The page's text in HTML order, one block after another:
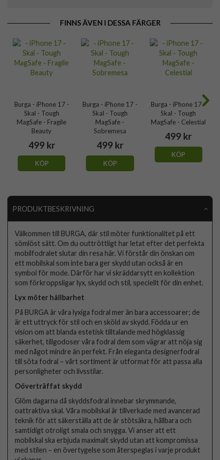
FINNS ÄVEN I DESSA FÄRGER
Burga - iPhone 17 -
Skal - Tough
MagSafe - Fragile
Beauty
499 kr
KÖP
Burga - iPhone 17 -
Skal - Tough
MagSafe -
Sobremesa
499 kr
KÖP
Burga - iPhone 17 -
Skal - Tough
MagSafe - Celestial
499 kr
KÖP
PRODUKTBESKRIVNING
Välkommen till BURGA, där stil möter funktionalitet på ett
sömlöst sätt. Om du outtröttligt har letat efter det perfekta
mobilfodralet slutar din resa här. Vi förstår din önskan om
ett mobilskal som inte bara ger skydd utan också är en
symbol för mode. Därför har vi skräddarsytt en kollektion
som förkroppsligar lyx, skydd och stil, speciellt för din enhet.
Lyx möter hållbarhet
På BURGA är våra lyxiga fodral mer än bara accessoarer; de
är ett uttryck för stil och en sköld av skydd. Födda ur en
vision om att blanda estetisk tilltalande med högklassig
säkerhet, tillgodoser våra fodral dem som vägrar att nöja sig
med något mindre än perfekt. Från eleganta designerfodral
till söta fodral – vårt sortiment är utformat för att passa alla
personligheter och livsstilar.
Oöverträffat skydd
Glöm dagarna då skyddsfodral innebar skrymmande,
oattraktiva skal. Våra mobilskal är tillverkade med avancerad
teknik för att säkerställa att de är stötsäkra, hållbara och
samtidigt otroligt smala och snygga. Vi anser att ett
mobilskal ska erbjuda maximalt skydd utan att kompromissa
med stilen – en övertygelse som återspeglas i varje produkt